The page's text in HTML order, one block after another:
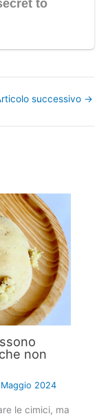
successivo →
non
2024
le cimici, ma